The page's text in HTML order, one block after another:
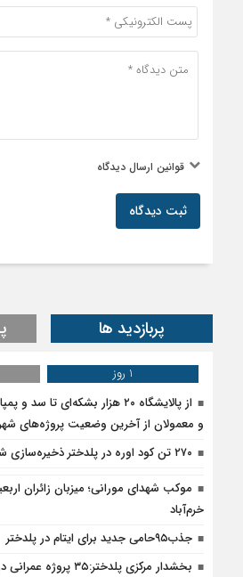
قوانین ارسال دیدگاه
ثبت دیدگاه
پربازدید ها
1 روز
از پالایشگاه ۲۰ هزار بشکه‌ای تا
و معمولان از آخرین وضعیت پروژه‌های
۲۷۰ تن کود اوره در پلدختر ذخیره‌سازی شد
موکب شهدای مورانی؛ میزبان زائران
خرم‌آباد
جذب۹۵حامی جدید برای ایتام در پلدختر
بخشدار مرکزی